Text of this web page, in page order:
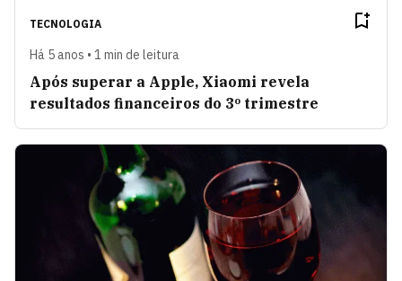
TECNOLOGIA
Há 5 anos • 1 min de leitura
Após superar a Apple, Xiaomi revela
resultados financeiros do 3º trimestre